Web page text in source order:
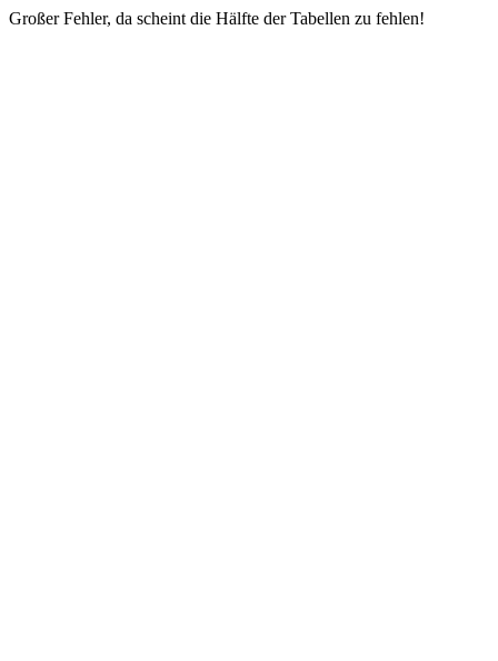
Großer Fehler, da scheint die Hälfte der Tabellen zu fehlen!